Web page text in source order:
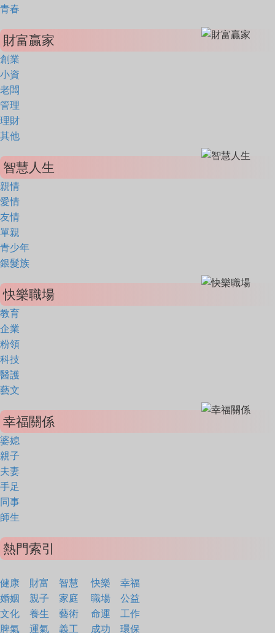
青春
財富贏家
創業
小資
老闆
管理
理財
其他
智慧人生
親情
愛情
友情
單親
青少年
銀髮族
快樂職場
教育
企業
粉領
科技
醫護
藝文
幸福關係
婆媳
親子
夫妻
手足
同事
師生
熱門索引
健康 財富 智慧 快樂
幸福
婚姻
親子 家庭 職場
公益
文化
養生 藝術 命運
工作
脾氣
運氣 義工 成功 環保